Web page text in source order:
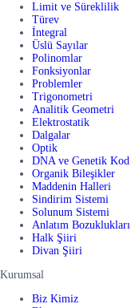
Limit ve Süreklilik
Türev
İntegral
Üslü Sayılar
Polinomlar
Fonksiyonlar
Problemler
Trigonometri
Analitik Geometri
Elektrostatik
Dalgalar
Optik
DNA ve Genetik Kod
Organik Bileşikler
Maddenin Halleri
Sindirim Sistemi
Solunum Sistemi
Anlatım Bozuklukları
Halk Şiiri
Divan Şiiri
Kurumsal
Biz Kimiz